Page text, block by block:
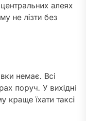
алеях
не лізти без
немає. Всі
поруч. У вихідні
краще їхати таксі